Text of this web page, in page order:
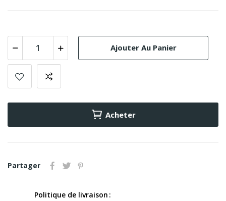
Ajouter Au Panier
Acheter
Partager
Politique de livraison